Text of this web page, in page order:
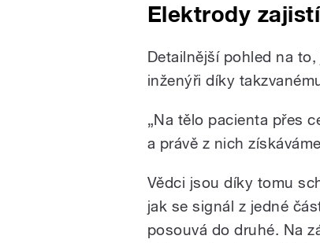
Elektrody
Detailnější pohled na
inženýři díky
„Na tělo pacienta přes
a právě z nich
Vědci jsou díky tomu
jak se signál z jedné
posouvá do druhé. Na